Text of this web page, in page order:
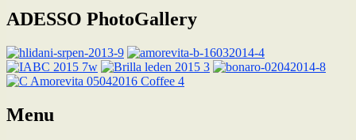
ADESSO PhotoGallery
Menu